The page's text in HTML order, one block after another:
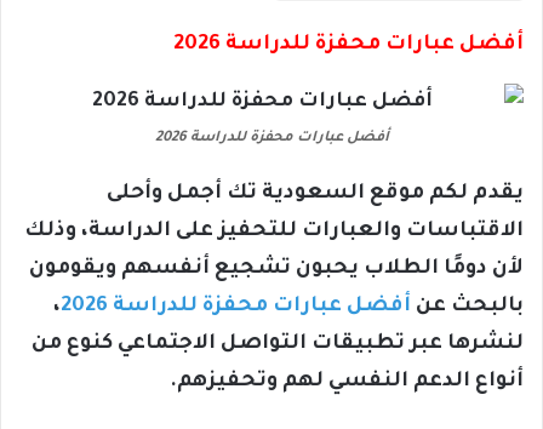
أفضل عبارات محفزة للدراسة 2026
أفضل عبارات محفزة للدراسة 2026
يقدم لكم موقع السعودية تك أجمل وأحلى
الاقتباسات والعبارات للتحفيز على الدراسة، وذلك
لأن دومًا الطلاب يحبون تشجيع أنفسهم ويقومون
بالبحث عن أفضل عبارات محفزة للدراسة 2026
،
لنشرها عبر تطبيقات التواصل الاجتماعي كنوع من
أنواع الدعم النفسي لهم وتحفيزهم.